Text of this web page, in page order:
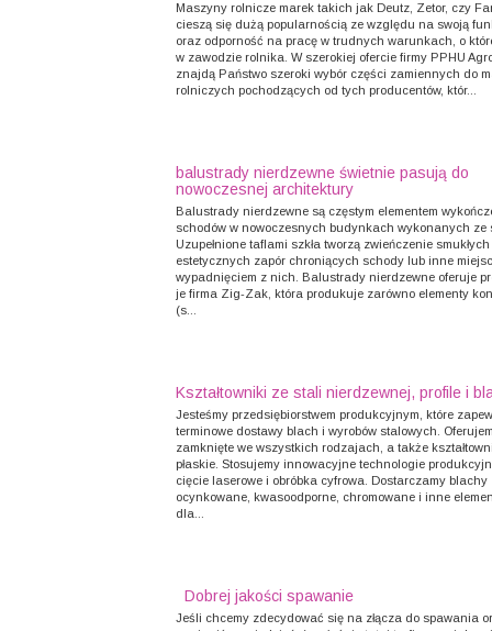
Maszyny rolnicze marek takich jak Deutz, Zetor, czy
cieszą się dużą popularnością ze względu na swoją
oraz odporność na pracę w trudnych warunkach, o
w zawodzie rolnika. W szerokiej ofercie firmy PPHU
znajdą Państwo szeroki wybór części zamiennych do
rolniczych pochodzących od tych producentów, któr...
balustrady nierdzewne świetnie pasują do
nowoczesnej architektury
Balustrady nierdzewne są częstym elementem
schodów w nowoczesnych budynkach wykonanych ze
Uzupełnione taflami szkła tworzą zwieńczenie smukłych
estetycznych zapór chroniących schody lub inne
wypadnięciem z nich. Balustrady nierdzewne oferuje
je firma Zig-Zak, która produkuje zarówno elementy
(s...
Kształtowniki ze stali nierdzewnej, profile i
Jesteśmy przedsiębiorstwem produkcyjnym, które
terminowe dostawy blach i wyrobów stalowych.
zamknięte we wszystkich rodzajach, a także
płaskie. Stosujemy innowacyjne technologie
cięcie laserowe i obróbka cyfrowa. Dostarczamy blachy
ocynkowane, kwasoodporne, chromowane i inne
dla...
Dobrej jakości spawanie
Jeśli chcemy zdecydować się na złącza do spawania